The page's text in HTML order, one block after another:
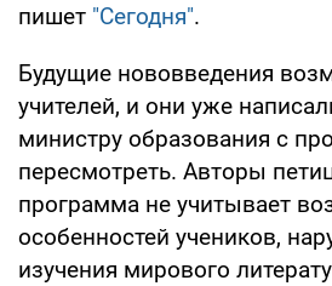
пишет "Сегодня".
Будущие нововведения
учителей, и они уже
министру образования с
пересмотреть. Авторы
программа не учитывает
особенностей учеников,
изучения мирового